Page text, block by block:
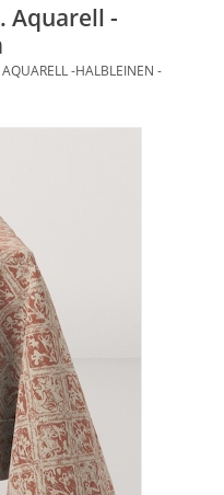
Aquarell -
-HALBLEINEN -